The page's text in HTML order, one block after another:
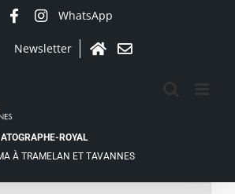
WhatsApp
Newsletter
AccueilContact
ROYAL
À TRAMELAN ET TAVANNES